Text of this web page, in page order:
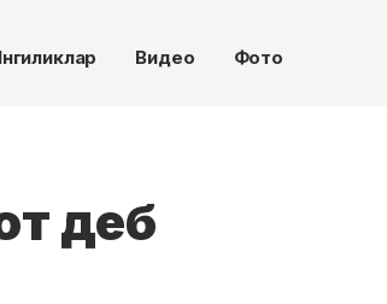
Видео Фото
деб